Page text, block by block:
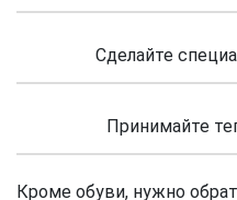
Сделайте
Принимайте
Кроме обуви, нужно